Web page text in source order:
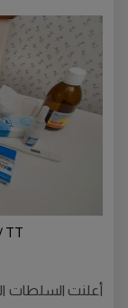
TT
أعلنت السلطات